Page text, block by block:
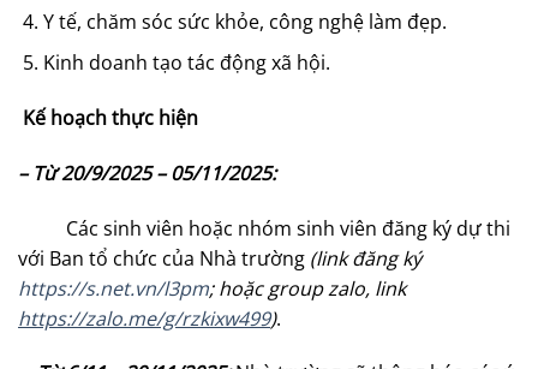
Y tế, chăm sóc sức khỏe, công nghệ làm đẹp.
Kinh doanh tạo tác động xã hội.
Kế hoạch thực hiện
– Từ 20/9/2025–05/11/2025:
Các sinh viên hoặc nhóm sinh viên đăng ký dự thi
với Ban tổ chức của Nhà trường (link đăng ký
https://s.net.vn/l3pm; hoặc group zalo, link
https://zalo.me/g/rzkixw499).